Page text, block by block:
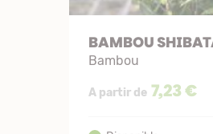
BAMBOU
Bambou
A partir de 7,23 €